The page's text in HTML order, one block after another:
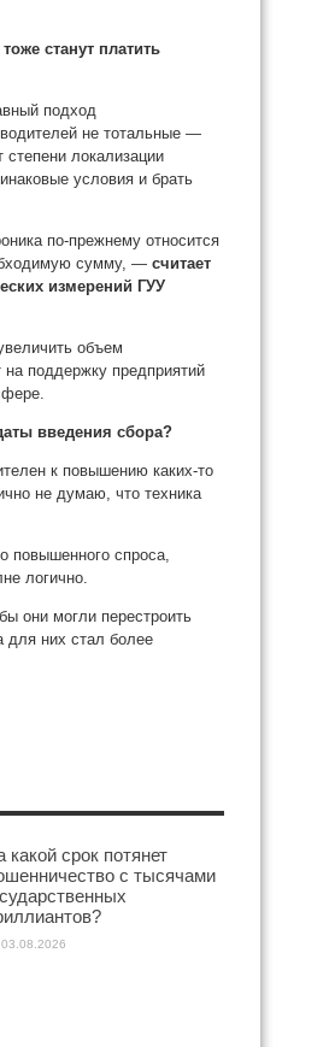
станут платить
подход
не тотальные —
локализации
условия и брать
по-прежнему относится
сумму, — считает
измерений ГУУ
объем
на поддержку предприятий
введения сбора?
к повышению каких-то
не думаю, что техника
повышенного спроса,
логично.
они могли перестроить
для них стал более
какой срок потянет
с тысячами
03.08.2026